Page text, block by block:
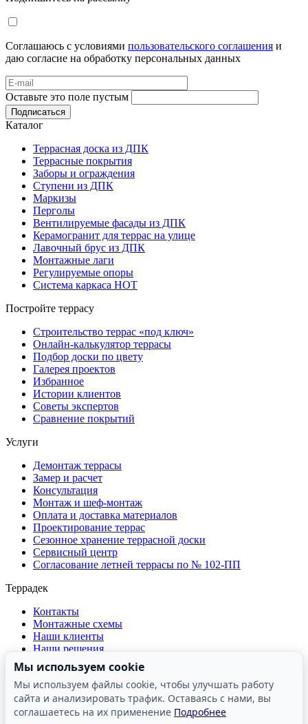
Соглашаюсь с условиями пользовательского соглашения и
даю согласие на обработку персональных данных
Оставьте это поле пустым
Подписаться
Каталог
Террасная доска из ДПК
Террасные покрытия
Заборы и ограждения
Ступени из ДПК
Маркизы
Перголы
Вентилируемые фасады из ДПК
Керамогранит для террас на улице
Лавочный брус из ДПК
Монтажные лаги
Регулируемые опоры
Система каркаса НОТ
Постройте террасу
Строительство террас «под ключ»
Онлайн-калькулятор террасы
Подбор доски по цвету
Галерея проектов
Избранное
Истории клиентов
Советы экспертов
Сравнение покрытий
Услуги
Демонтаж террасы
Замер и расчет
Консультация
Монтаж и шеф-монтаж
Оплата и доставка материалов
Проектирование террас
Сезонное хранение террасной доски
Сервисный центр
Согласование летней террасы по № 102-ПП
Террадек
Контакты
Монтажные схемы
Наши клиенты
Наши решения
Отзывы о компании
Производство
Реквизиты
Сертификаты и лицензии
Мы используем cookie
Мы используем файлы cookie, чтобы улучшать работу
сайта и анализировать трафик. Оставаясь с нами, вы
соглашаетесь на их применение Подробнее